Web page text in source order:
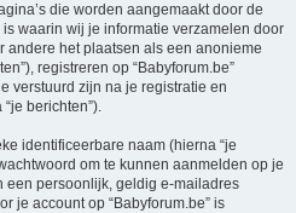
die worden aangemaakt door de
waarin wij je informatie verzamelen door
andere het plaatsen als een anonieme
registreren op “Babyforum.be”
verstuurd zijn na je registratie en
berichten”).
identificeerbare naam (hierna “je
om te kunnen aanmelden op je
een persoonlijk, geldig e-mailadres
je account op “Babyforum.be” is